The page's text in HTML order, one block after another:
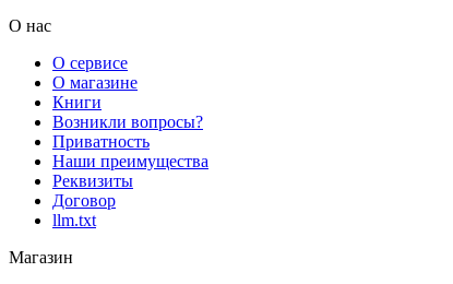
О нас
О сервисе
О магазине
Книги
Возникли вопросы?
Приватность
Наши преимущества
Реквизиты
Договор
llm.txt
Магазин